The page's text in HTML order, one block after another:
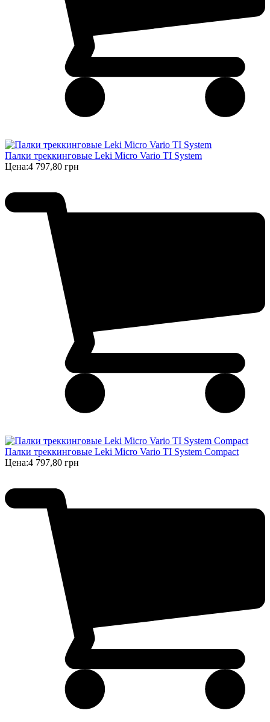
Палки треккинговые Leki Micro Vario TI System
Цена:4 797,80 грн
Палки треккинговые Leki Micro Vario TI System Compact
Цена:4 797,80 грн